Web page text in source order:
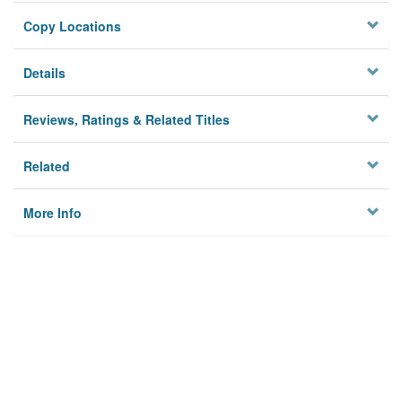
Copy Locations
Details
Reviews, Ratings & Related Titles
Related
More Info